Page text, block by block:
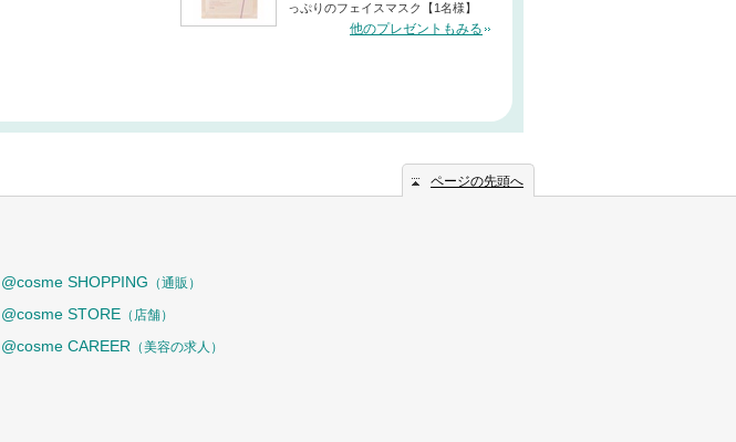
っぷりのフェイスマスク【1名様】
他のプレゼントもみる
ページの先頭へ
@cosme SHOPPING （通販）
@cosme STORE （店舗）
@cosme CAREER （美容の求人）